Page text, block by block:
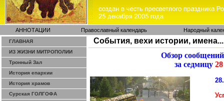
АННОТАЦИИ Православный календарь Народный
ГЛАВНАЯ
ИЗ ЖИЗНИ МИТРОПОЛИИ
Тронный Зал
История епархии
История храмов
Сурская ГОЛГОФА
События, вехи истории, имена...
Обзор
за седмицу